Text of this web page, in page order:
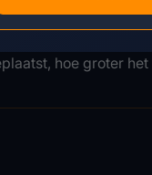
hoe groter